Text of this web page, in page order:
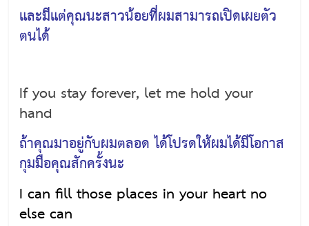
และมีแต่คุณนะสาวน้อยที่ผมสามารถเปิดเผยตัว
ตนได้
If you stay forever, let me hold your
hand
ถ้าคุณมาอยู่กับผมตลอด ได้โปรดให้ผมได้มีโอกาส
กุมมือคุณสักครั้งนะ
I can fill those places in your heart no
else can